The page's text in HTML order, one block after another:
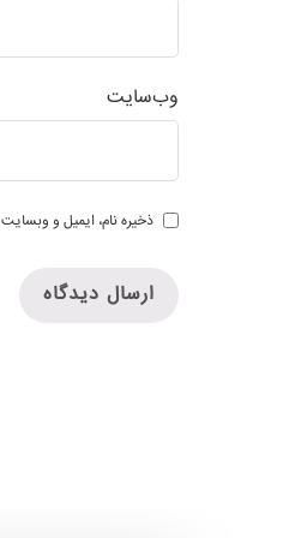
وب‌سایت
ذخیره نام، ایمیل و